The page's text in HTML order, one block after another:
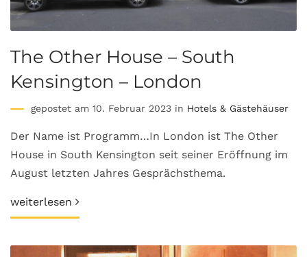
The Other House – South
Kensington – London
gepostet am 10. Februar 2023 in Hotels & Gästehäuser
Der Name ist Programm…In London ist The Other
House in South Kensington seit seiner Eröffnung im
August letzten Jahres Gesprächsthema.
weiterlesen